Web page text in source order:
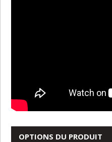
OPTIONS DU PRODUIT